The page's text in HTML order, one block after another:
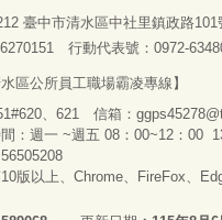
臺中市清水區中社里鎮政路
行動代表號：0972-
水區公所員工職場霸凌專線】
、621 信箱：
：週一 ~週五 08：00~12：00
版以上、Chrome、FireFox、